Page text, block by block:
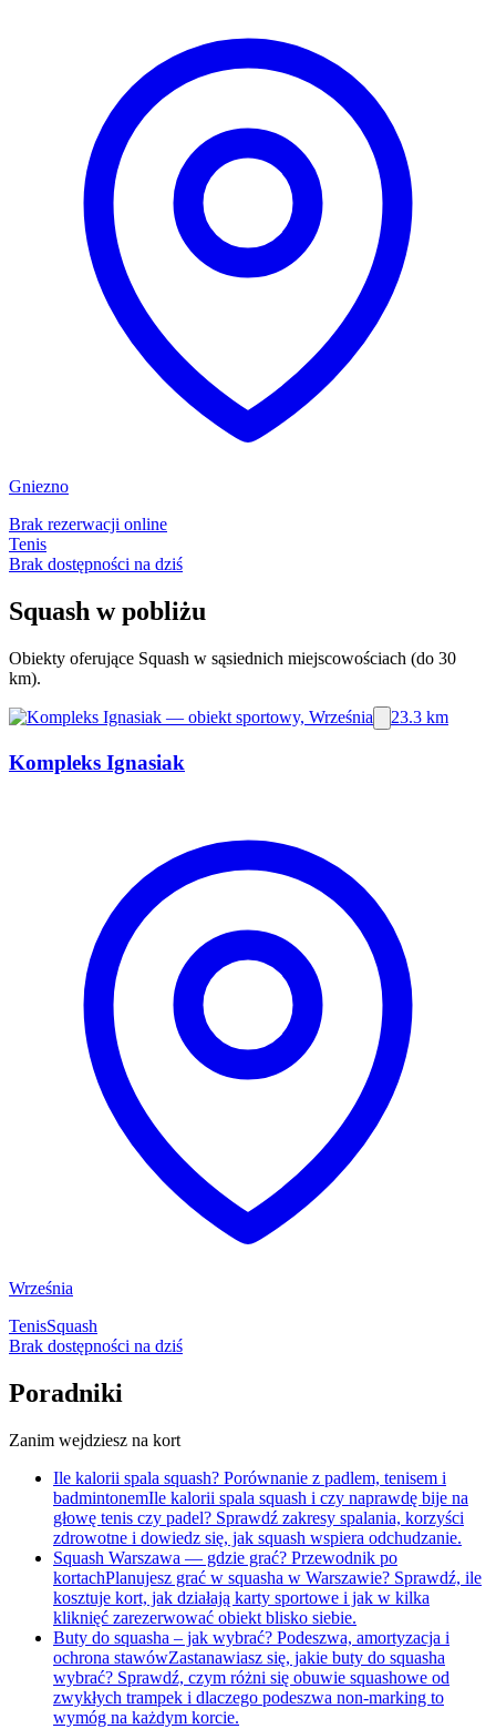
Gniezno
Brak rezerwacji online
Tenis
Brak dostępności na dziś
Squash w pobliżu
Obiekty oferujące Squash w sąsiednich miejscowościach (do 30
km).
23.3 km
Kompleks Ignasiak
Września
TenisSquash
Brak dostępności na dziś
Poradniki
Zanim wejdziesz na kort
Ile kalorii spala squash? Porównanie z padlem, tenisem i
badmintonemIle kalorii spala squash i czy naprawdę bije na
głowę tenis czy padel? Sprawdź zakresy spalania, korzyści
zdrowotne i dowiedz się, jak squash wspiera odchudzanie.
Squash Warszawa — gdzie grać? Przewodnik po
kortachPlanujesz grać w squasha w Warszawie? Sprawdź, ile
kosztuje kort, jak działają karty sportowe i jak w kilka
kliknięć zarezerwować obiekt blisko siebie.
Buty do squasha – jak wybrać? Podeszwa, amortyzacja i
ochrona stawówZastanawiasz się, jakie buty do squasha
wybrać? Sprawdź, czym różni się obuwie squashowe od
zwykłych trampek i dlaczego podeszwa non-marking to
wymóg na każdym korcie.